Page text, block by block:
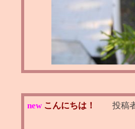
new こんにちは！ 投稿